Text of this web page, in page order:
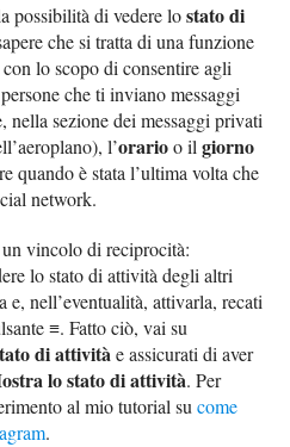
possibilità di vedere lostato di
che si tratta di una funzione
lo scopo di consentire agli
che ti inviano messaggi
nella sezione dei messaggi privati
l’orarioo ilgiorno
quando è stata l’ultima volta che
network.
un vincolo di reciprocità:
lo stato di attività degli altri
e, nell’eventualità, attivarla, recati
≡. Fatto ciò, vai su
di attivitàe assicurati di aver
lo stato di attività. Per
al mio tutorial sucome
.